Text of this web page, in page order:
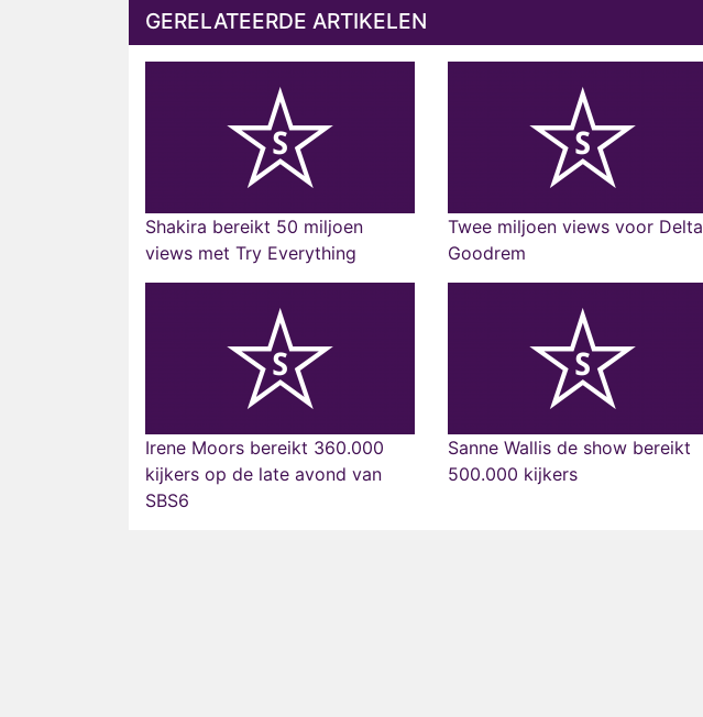
GERELATEERDE ARTIKELEN
Shakira bereikt 50 miljoen
views met Try Everything
Twee miljoen views voor Delta
Goodrem
Irene Moors bereikt 360.000
kijkers op de late avond van
SBS6
Sanne Wallis de show bereikt
500.000 kijkers